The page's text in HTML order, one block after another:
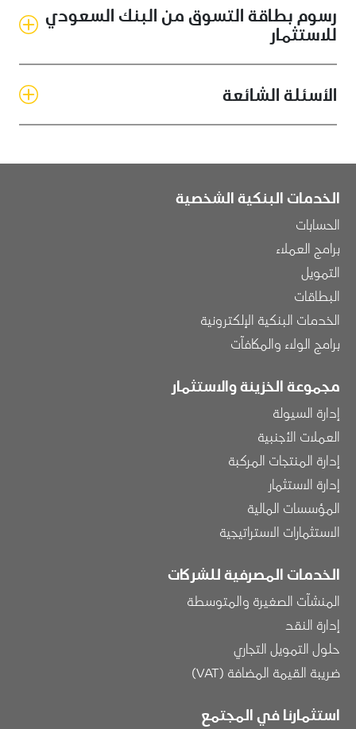
رسوم بطاقة التسوق من البنك السعودي
للاستثمار
الأسئلة الشائعة
الخدمات البنكية الشخصية
الحسابات
برامج العملاء
التمويل
البطاقات
الخدمات البنكية الإلكترونية
برامج الولاء والمكافآت
مجموعة الخزينة والاستثمار
إدارة السيولة
العملات الأجنبية
إدارة المنتجات المركبة
إدارة الاستثمار
المؤسسات المالية
الاستثمارات الاستراتيجية
الخدمات المصرفية للشركات
المنشآت الصغيرة والمتوسطة
إدارة النقد
حلول التمويل التجاري
ضريبة القيمة المضافة (VAT)
استثمارنا في المجتمع